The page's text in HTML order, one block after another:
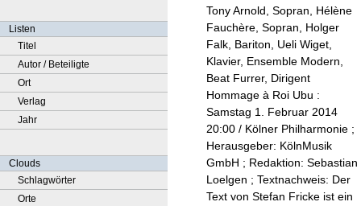
Listen
Titel
Autor / Beteiligte
Ort
Verlag
Jahr
Clouds
Schlagwörter
Orte
Tony Arnold, Sopran, Hélène
Fauchère, Sopran, Holger
Falk, Bariton, Ueli Wiget,
Klavier, Ensemble Modern,
Beat Furrer, Dirigent
Hommage à Roi Ubu :
Samstag 1. Februar 2014
20:00 / Kölner Philharmonie ;
Herausgeber: KölnMusik
GmbH ; Redaktion: Sebastian
Loelgen ; Textnachweis: Der
Text von Stefan Fricke ist ein